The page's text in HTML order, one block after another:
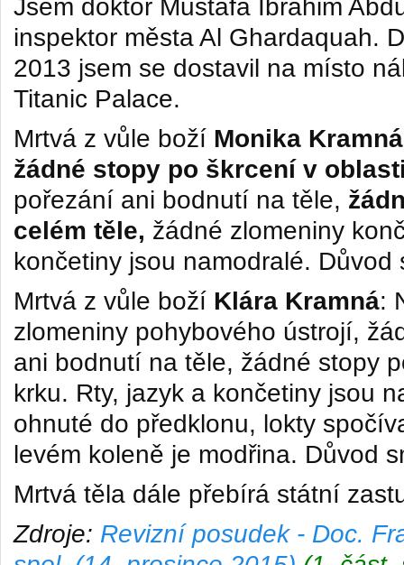
Jsem doktor Mustafa Ibrahim
inspektor města Al Ghardaquah.
2013 jsem se dostavil na místo
Titanic Palace.
Mrtvá z vůle boží Monika Kramná
žádné stopy po škrcení v
pořezání ani bodnutí na těle,
celém těle, žádné zlomeniny
končetiny jsou namodralé. Důvod
Mrtvá z vůle boží Klára Kramná:
zlomeniny pohybového ústrojí,
ani bodnutí na těle, žádné stopy
krku. Rty, jazyk a končetiny jsou
ohnuté do předklonu, lokty
levém koleně je modřina. Důvod
Mrtvá těla dále přebírá státní
Zdroje: Revizní posudek - Doc.